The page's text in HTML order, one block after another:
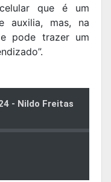
que é um
auxilia, mas, na
pode trazer um